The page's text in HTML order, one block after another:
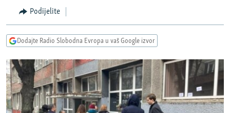
Pređite
na
pretragu
VIZUELNO
INFOGRAFIKE
RAT U UKRAJINI
KINA NA BALKANU
RSE PRIČE IZ SVIJETA
ISPRIČAJ MI
Podijelite
Dodajte Radio Slobodna Evropa u vaš Google izvor